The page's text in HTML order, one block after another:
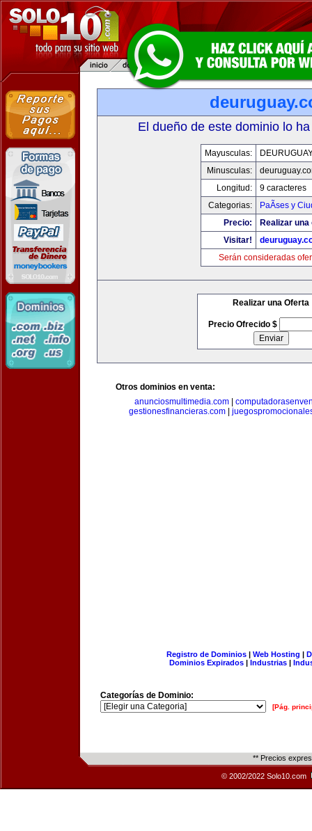
El dueño de este dominio lo
Mayusculas:
Minusculas:
Longitud:
9 caracteres
Categorias:
PaÃ­ses y
Precio:
Realizar
Visitar!
Serán consideradas
Realizar una Oferta
Precio Ofrecido $
Otros dominios en venta:
anunciosmultimedia.com
gestionesfinancieras.com
Registro de Dominios| Web Hosting |
Dominios Expirados | Industrias |
Categorías de Dominio:
[Pág.
** Precios
© 2002/2022 Solo10.com